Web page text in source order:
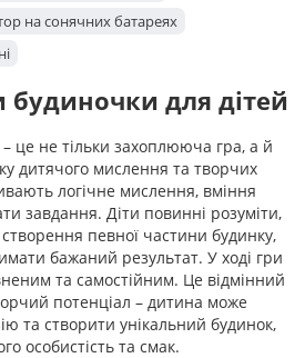
на сонячних батареях
будиночки для дітей
це не тільки захоплююча гра, а й
дитячого мислення та творчих
логічне мислення, вміння
завдання. Діти повинні розуміти,
створення певної частини будинку,
бажаний результат. У ході гри
та самостійним. Це відмінний
потенціал – дитина може
та створити унікальний будинок,
особистість та смак.